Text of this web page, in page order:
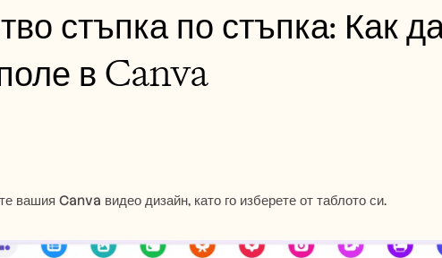
стъпка по стъпка: Как
в Canva
вашия Canva видео дизайн, като го изберете от таблото си.